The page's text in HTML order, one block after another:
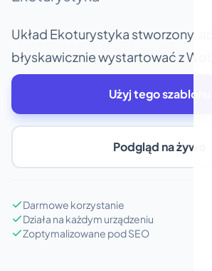
Układ Ekoturystyka stworzony,
błyskawicznie wystartować z
Użyj tego szablonu
Podgląd na żywo
Darmowe korzystanie
Działa na każdym urządzeniu
Zoptymalizowane pod SEO